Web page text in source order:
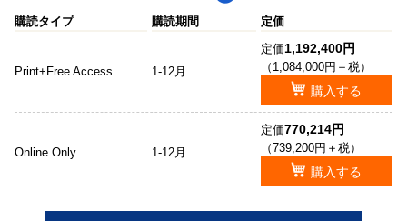
購読タイプ 購読期間 定価
Print+Free Access 1-12月
定価1,192,400円
（1,084,000円＋税）
購入する
Online Only 1-12月
定価770,214円
（739,200円＋税）
購入する